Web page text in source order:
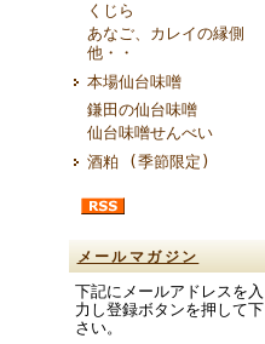
くじら
あなご、カレイの縁側
他・・
本場仙台味噌
鎌田の仙台味噌
仙台味噌せんべい
酒粕 (季節限定)
メールマガジン
下記にメールアドレスを入
力し登録ボタンを押して下
さい。